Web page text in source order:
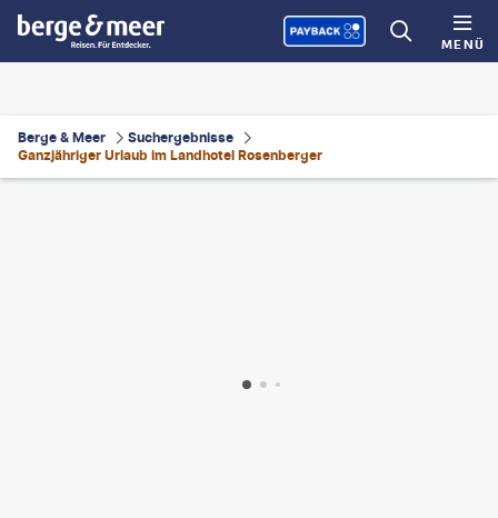
MENÜ
Berge & Meer
Suchergebnisse
Ganzjähriger Urlaub im Landhotel Rosenberger